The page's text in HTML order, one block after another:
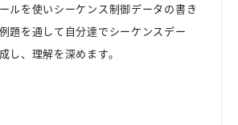
ルを使いシーケンス制御データの書き
題を通して自分達でシーケンスデー
し、理解を深めます。